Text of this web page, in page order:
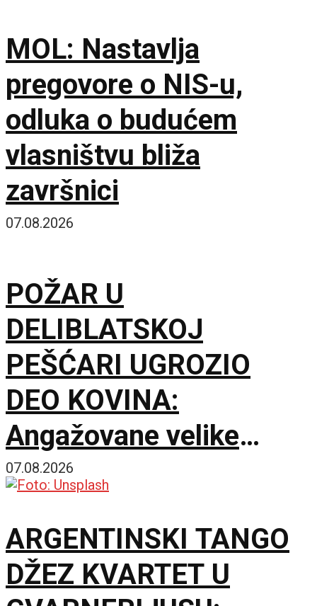
MOL: Nastavlja
pregovore o NIS-u,
odluka o budućem
vlasništvu bliža
završnici
07.08.2026
POŽAR U
DELIBLATSKOJ
PEŠĆARI UGROZIO
DEO KOVINA:
Angažovane velike
snage za zaštitu
resursa
07.08.2026
ARGENTINSKI TANGO
DŽEZ KVARTET U